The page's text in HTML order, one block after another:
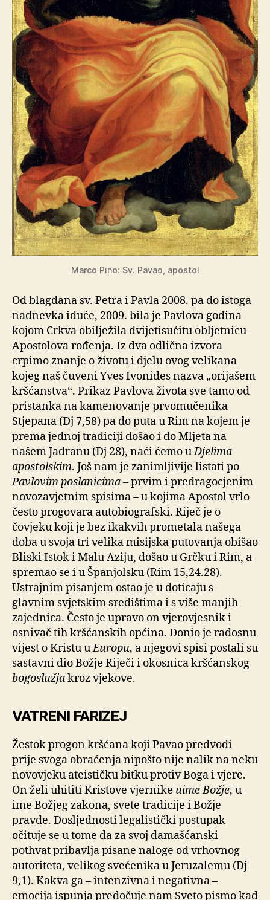
Marco Pino: Sv. Pavao, apostol
Od blagdana sv. Petra i Pavla 2008. pa do istoga
nadnevka iduće, 2009. bila je Pavlova godina
kojom Crkva obilježila dvijetisućitu obljetnicu
Apostolova rođenja. Iz dva odlična izvora
crpimo znanje o životu i djelu ovog velikana
kojeg naš čuveni Yves Ivonides nazva „orijašem
kršćanstva“. Prikaz Pavlova života sve tamo od
pristanka na kamenovanje prvomučenika
Stjepana (Dj 7,58) pa do puta u Rim na kojem je
prema jednoj tradiciji došao i do Mljeta na
našem Jadranu (Dj 28), naći ćemo uDjelima
apostolskim. Još nam je zanimljivije listati po
Pavlovim poslanicima– prvim i predragocjenim
novozavjetnim spisima – u kojima Apostol vrlo
često progovara autobiografski. Riječ je o
čovjeku koji je bez ikakvih prometala našega
doba u svoja tri velika misijska putovanja obišao
Bliski Istok i Malu Aziju, došao u Grčku i Rim, a
spremao se i u Španjolsku (Rim 15,24.28).
Ustrajnim pisanjem ostao je u doticaju s
glavnim svjetskim središtima i s više manjih
zajednica. Često je upravo on vjerovjesnik i
osnivač tih kršćanskih općina. Donio je radosnu
vijest o Kristu uEuropu, a njegovi spisi postali su
sastavni dio Božje Riječi i okosnica kršćanskog
bogoslužjakroz vjekove.
VATRENI FARIZEJ
Žestok progon kršćana koji Pavao predvodi
prije svoga obraćenja nipošto nije nalik na neku
novovjeku ateističku bitku protiv Boga i vjere.
On želi uhititi Kristove vjernike uime Božje, u
ime Božjeg zakona, svete tradicije i Božje
pravde. Dosljednosti legalistički postupak
očituje se u tome da za svoj damašćanski
pothvat pribavlja pisane naloge od vrhovnog
autoriteta, velikog svećenika u Jeruzalemu (Dj
9,1). Kakva ga – intenzivna i negativna –
emocija ispunja predočuje nam Sveto pismo kad